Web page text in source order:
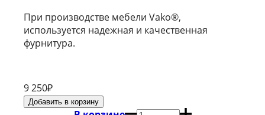
При производстве мебели Vako®,
используется надежная и качественная
фурнитура.
9 250₽